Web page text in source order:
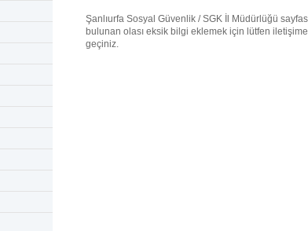
Şanlıurfa Sosyal Güvenlik / SGK İl Müdürlüğü
bulunan olası eksik bilgi eklemek için lütfen iletişime
geçiniz.